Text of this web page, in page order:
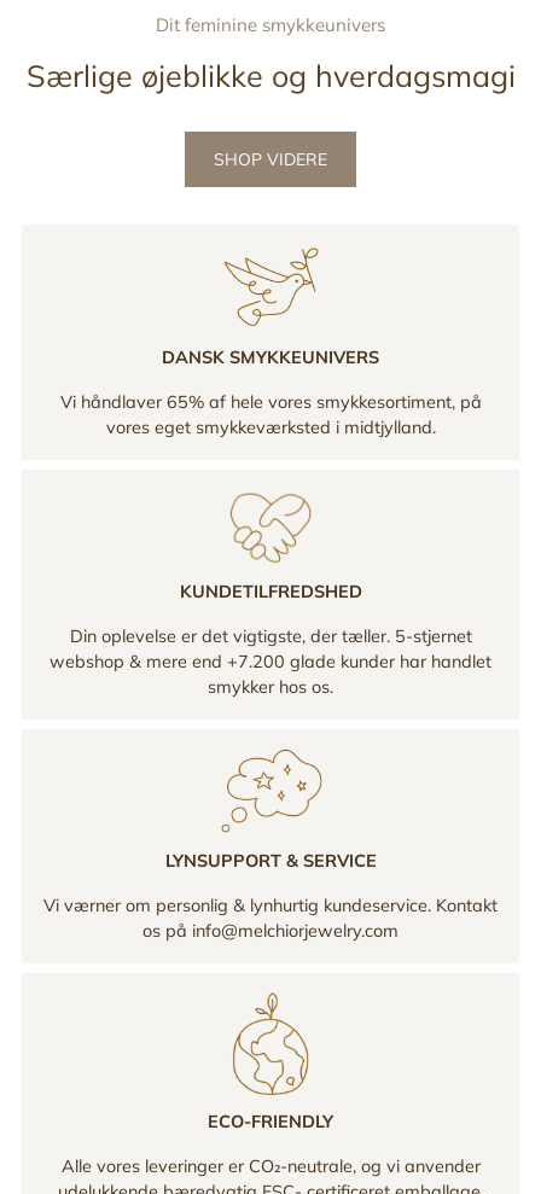
Dit feminine smykkeunivers
Særlige øjeblikke og hverdagsmagi
SHOP VIDERE
DANSK SMYKKEUNIVERS
Vi håndlaver 65% af hele vores smykkesortiment, på
vores eget smykkeværksted i midtjylland.
KUNDETILFREDSHED
Din oplevelse er det vigtigste, der tæller. 5-stjernet
webshop & mere end +7.200 glade kunder har handlet
smykker hos os.
LYNSUPPORT & SERVICE
Vi værner om personlig & lynhurtig kundeservice. Kontakt
os på info@melchiorjewelry.com
ECO-FRIENDLY
Alle vores leveringer er CO₂-neutrale, og vi anvender